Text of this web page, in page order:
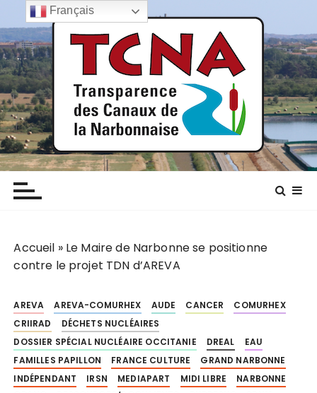
a
s
s
e
r
a
u
c
o TCNA NARBONNE
Transparence des canaux de la narbonnaise
Accueil » Le Maire de Narbonne se positionne
contre le projet TDN d’AREVA
AREVA AREVA-COMURHEX AUDE CANCER
COMURHEX
CRIIRAD
DÉCHETS NUCLÉAIRES
DOSSIER SPÉCIAL NUCLÉAIRE OCCITANIE
DREAL
EAU
FAMILLES PAPILLON
FRANCE CULTURE
GRAND NARBONNE
INDÉPENDANT
IRSN MEDIAPART MIDI LIBRE
NARBONNE
Français